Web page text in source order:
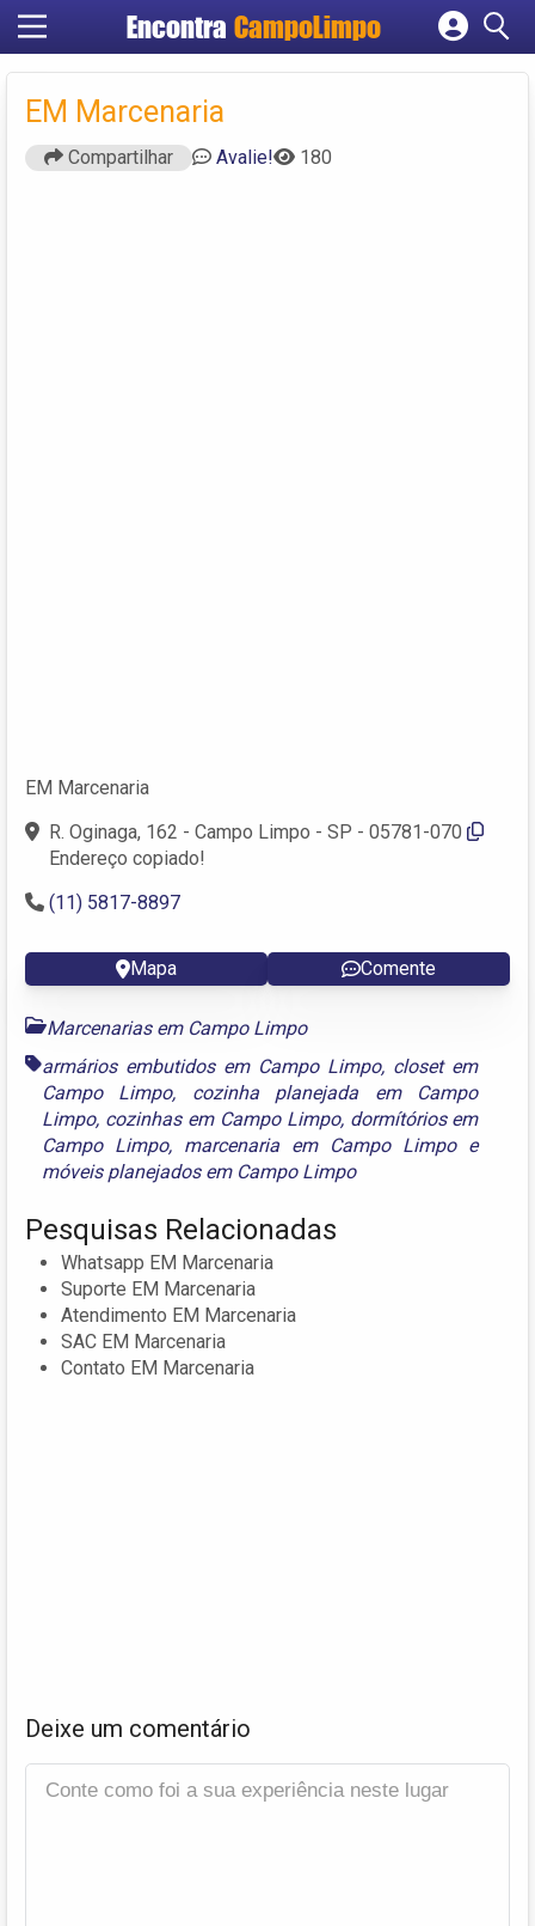
Encontra CampoLimpo
Cadastrar empresa
EM Marcenaria
Compartilhar Avalie! 180
EM Marcenaria
R. Oginaga, 162 - Campo Limpo - SP - 05781-070
Endereço copiado!
(11) 5817-8897
Mapa Comente
Marcenarias em Campo Limpo
armários embutidos em Campo Limpo, closet em
Campo Limpo, cozinha planejada em Campo
Limpo, cozinhas em Campo Limpo, dormítórios em
Campo Limpo, marcenaria em Campo Limpoe
móveis planejados em Campo Limpo
Pesquisas Relacionadas
Whatsapp EM Marcenaria
Suporte EM Marcenaria
Atendimento EM Marcenaria
SAC EM Marcenaria
Contato EM Marcenaria
Deixe um comentário